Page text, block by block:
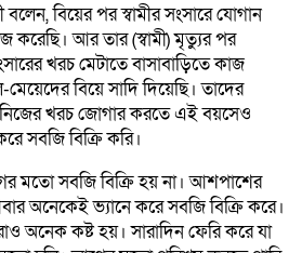
বলেন, বিয়ের পর স্বামীর সংসারে যোগান
করেছি। আর তার (স্বামী) মৃত্যুর পর
খরচ মেটাতে বাসাবাড়িতে কাজ
মেয়েদের বিয়ে সাদি দিয়েছি। তাদের
নিজের খরচ জোগার করতে এই বয়সেও
সবজি বিক্রি করি।
মতো সবজি বিক্রি হয় না। আশপাশের
অনেকেই ভ্যানে করে সবজি বিক্রি করে।
অনেক কষ্ট হয়। সারাদিন ফেরি করে যা